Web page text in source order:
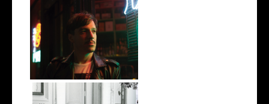
Entrevista a Enzo Maqueira